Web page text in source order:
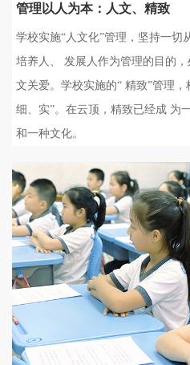
管理以人为本：人文、精致
学校实施“人文化”管理，坚持一切
培养人、 发展人作为管理的目的
文关爱。学校实施的“ 精致”管理，
细、实”。在云顶，精致已经成 为
和一种文化。